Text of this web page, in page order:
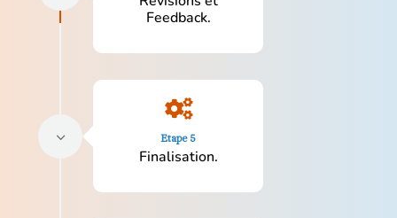
Feedback.
3

Etape 5
Finalisation.